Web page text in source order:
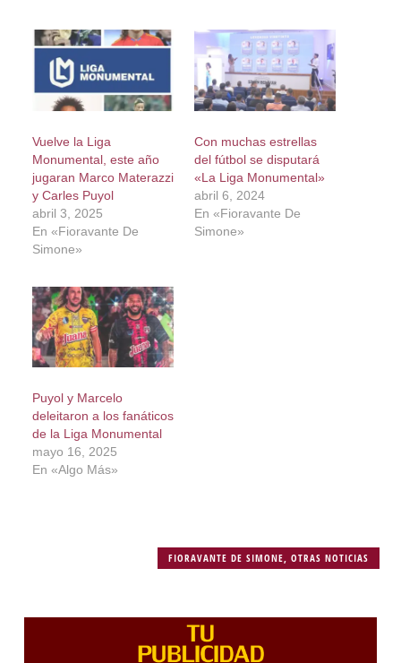
Vuelve la Liga
Monumental, este año
jugaran Marco Materazzi
y Carles Puyol
abril 3, 2025
En «Fioravante De
Simone»
Con muchas estrellas
del fútbol se disputará
«La Liga Monumental»
abril 6, 2024
En «Fioravante De
Simone»
Puyol y Marcelo
deleitaron a los fanáticos
de la Liga Monumental
mayo 16, 2025
En «Algo Más»
FIORAVANTE DE SIMONE,OTRAS NOTICIAS